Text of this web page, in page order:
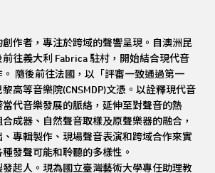
作者，專注於跨域的聲響呈現。自澳洲昆
往義大利 Fabrica 駐村，開始結合現代音
隨後前往法國，以「評審一致通過第一
高等音樂院(CNSMDP)文憑。以詮釋現代音
代音樂發展的脈絡，延伸至對聲音的熱
成器、自然聲音取樣及原聲樂器的融合，
專輯製作、現場聲音表演和跨域合作來實
發聲可能和聆聽的多樣性。
起人。現為國立臺灣藝術大學專任助理教